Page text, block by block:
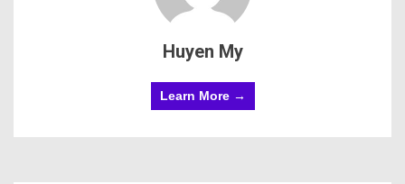
Huyen My
Learn More →